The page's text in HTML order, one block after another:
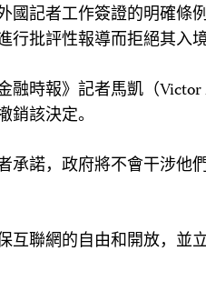
國記者工作簽證的明確條
行批評性報導而拒絕其入
融時報》記者馬凱（
該決定。
承諾，政府將不會干涉他
互聯網的自由和開放，並